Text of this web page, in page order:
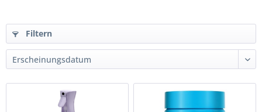
Filtern